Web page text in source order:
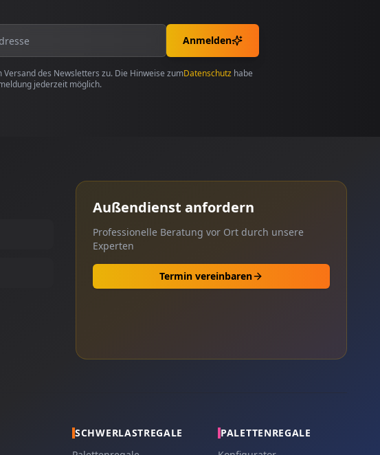
Anmelden
des Newsletters zu. Die Hinweise zumDatenschutz habe
jederzeit möglich.
Außendienst anfordern
Professionelle Beratung vor Ort durch unsere
Experten
Termin vereinbaren
SCHWERLASTREGALE
PALETTENREGALE